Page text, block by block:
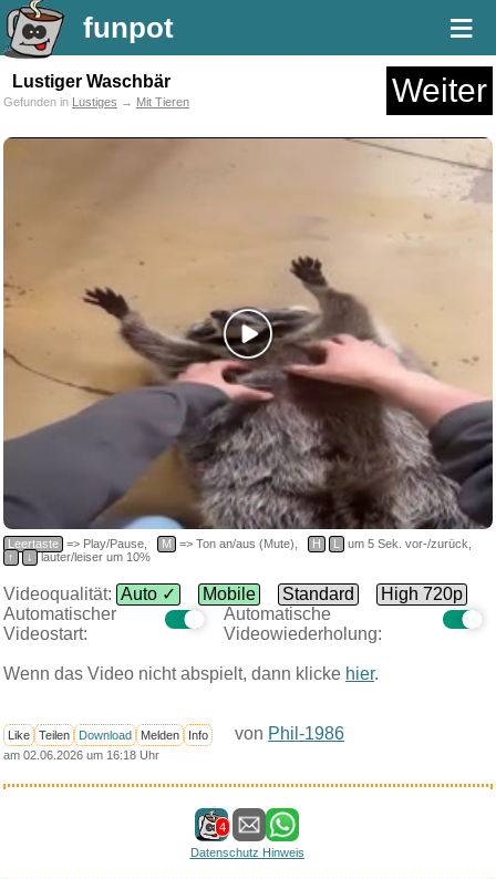
funpot ≡
Lustiger Waschbär Weiter
Gefunden in Lustiges → Mit Tieren
Leertaste => Play/Pause, M => Ton an/aus (Mute), H L
um 5 Sek. vor-/zurück,
↑
↓ lauter/leiser um 10%
Videoqualität: Auto ✓ Mobile Standard
High 720p
Automatischer
Videostart:
Automatische
Videowiederholung:
Wenn das Video nicht abspielt, dann klicke hier.
Like Teilen Download Melden Info von Phil-1986
am 02.06.2026 um 16:18 Uhr
4
Datenschutz Hinweis